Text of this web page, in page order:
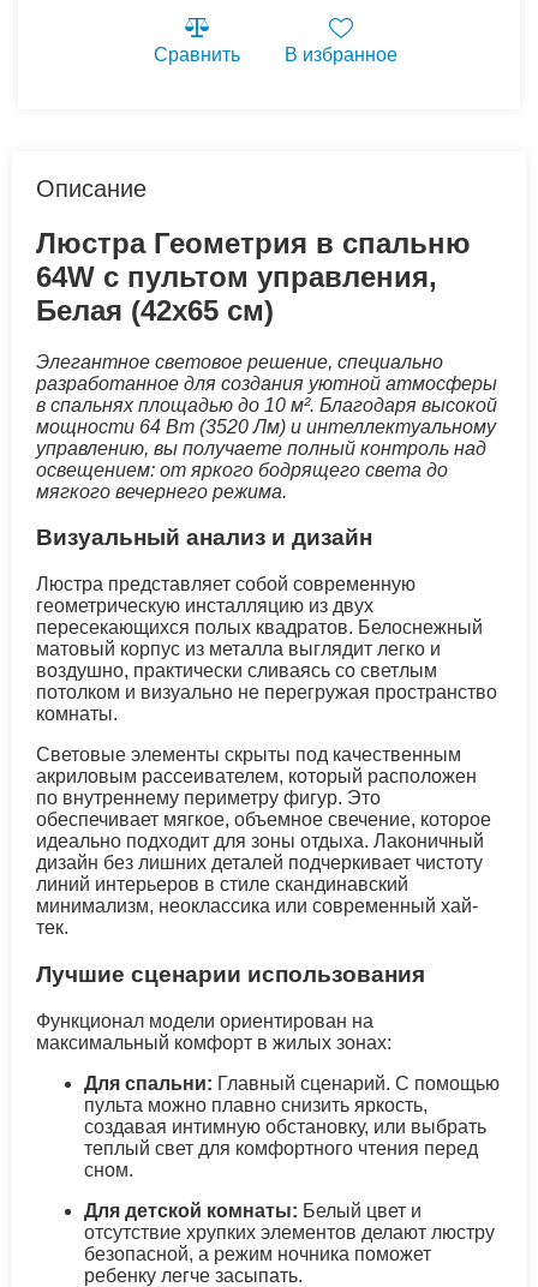
Сравнить В избранное
Описание
Люстра Геометрия в спальню
64W с пультом управления,
Белая (42х65 см)
Элегантное световое решение, специально
разработанное для создания уютной атмосферы
в спальнях площадью до 10 м². Благодаря высокой
мощности 64 Вт (3520 Лм) и интеллектуальному
управлению, вы получаете полный контроль над
освещением: от яркого бодрящего света до
мягкого вечернего режима.
Визуальный анализ и дизайн
Люстра представляет собой современную
геометрическую инсталляцию из двух
пересекающихся полых квадратов. Белоснежный
матовый корпус из металла выглядит легко и
воздушно, практически сливаясь со светлым
потолком и визуально не перегружая пространство
комнаты.
Световые элементы скрыты под качественным
акриловым рассеивателем, который расположен
по внутреннему периметру фигур. Это
обеспечивает мягкое, объемное свечение, которое
идеально подходит для зоны отдыха. Лаконичный
дизайн без лишних деталей подчеркивает чистоту
линий интерьеров в стиле скандинавский
минимализм, неоклассика или современный хай-
тек.
Лучшие сценарии использования
Функционал модели ориентирован на
максимальный комфорт в жилых зонах:
Для спальни: Главный сценарий. С помощью
пульта можно плавно снизить яркость,
создавая интимную обстановку, или выбрать
теплый свет для комфортного чтения перед
сном.
Для детской комнаты: Белый цвет и
отсутствие хрупких элементов делают люстру
безопасной, а режим ночника поможет
ребенку легче засыпать.